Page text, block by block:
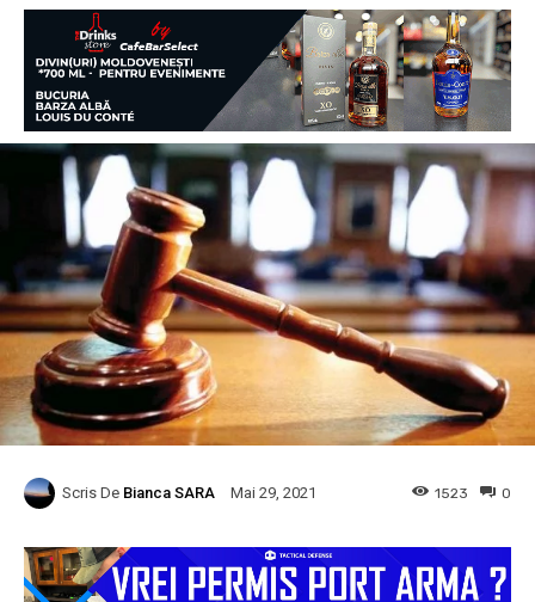
Scris De Bianca SARA Mai 29, 2021 0
1523